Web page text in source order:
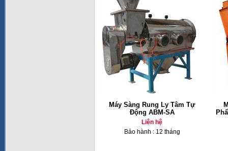
Máy Sàng Rung Ly Tâm Tự
Động ABM-SA
Liên hệ
Bảo hành : 12 tháng